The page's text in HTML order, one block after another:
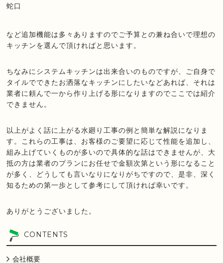
蛇口
など追加機能は多々ありますのでご予算との兼ね合いで理想の
キッチンを選んで頂ければと思います。
ちなみにシステムキッチンは出来合いのものですが、ご自身で
タイルでできたお洒落なキッチンにしたいなどあれば、それは
業者に頼んで一から作り上げる形になりますのでここでは紹介
できません。
以上がよく話に上がる水廻り工事の例と簡単な解説になりま
す。これらの工事は、お客様のご要望に応じて性能を追加し、
組み上げていくものが多いので具体的な話はできませんが、大
抵の方は業者のプランにお任せで金額次第という形になること
が多く、どうしても言いなりになりがちですので、是非、深く
知るための第一歩として参考にして頂ければ幸いです。
ありがとうございました。
CONTENTS
会社概要